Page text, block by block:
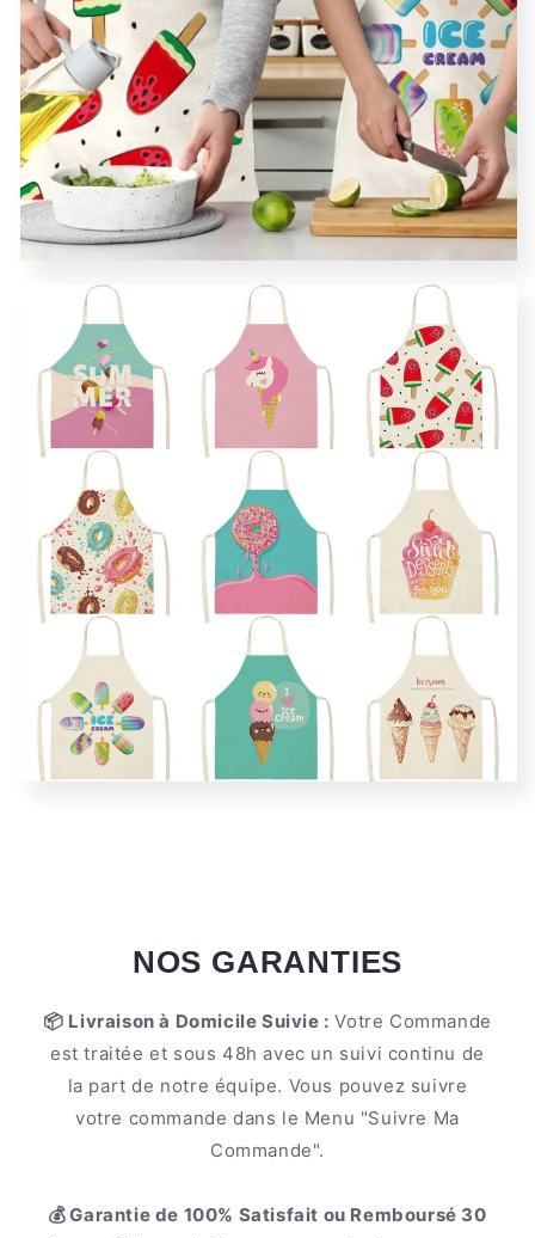
NOS GARANTIES
📦 Livraison à Domicile Suivie : Votre Commande
est traitée et sous 48h avec un suivi continu de
la part de notre équipe. Vous pouvez suivre
votre commande dans le Menu "Suivre Ma
Commande".
💰 Garantie de 100% Satisfait ou Remboursé 30